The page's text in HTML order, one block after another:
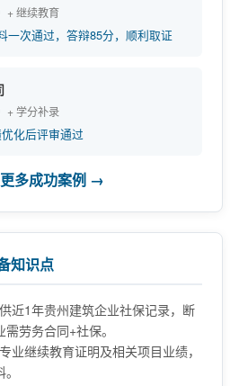
+ 继续教育
一次通过，答辩85分，顺利取证
+ 学分补录
化后评审通过
多成功案例 →
知识点
近1年贵州建筑企业社保记录，断
劳务合同+社保。
业继续教育证明及相关项目业绩，